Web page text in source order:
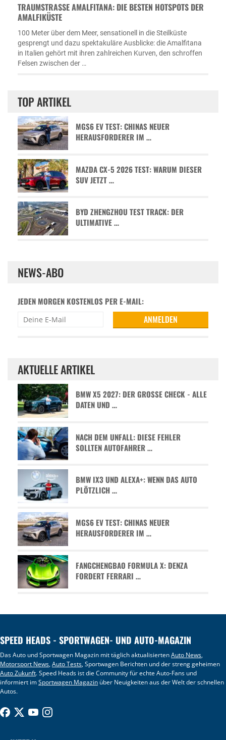
TRAUMSTRASSE AMALFITANA: DIE BESTEN HOTSPOTS DER A
MALFIKÜSTE
100 Meter über dem Meer, sensationell in die Steilküste
gesprengt und dazu spektakuläre Ausblicke: die Amalfitana
in Italien gehört mit ihren zahlreichen Kurven, den schroffen
Felsen zwischen der …
TOP ARTIKEL
MGS6 EV TEST: CHINAS NEUER
HERAUSFORDERER IM …
MAZDA CX-5 2026 TEST: WARUM DIESER
SUV JETZT …
BYD ZHENGZHOU TEST TRACK: DER
ULTIMATIVE …
NEWS-ABO
JEDEN MORGEN KOSTENLOS PER E-MAIL:
AKTUELLE ARTIKEL
BMW X5 2027: DER GROSSE CHECK - ALLE D
ATEN UND …
NACH DEM UNFALL: DIESE FEHLER
SOLLTEN AUTOFAHRER …
BMW IX3 UND ALEXA+: WENN DAS AUTO
PLÖTZLICH …
MGS6 EV TEST: CHINAS NEUER
HERAUSFORDERER IM …
FANGCHENGBAO FORMULA X: DENZA
FORDERT FERRARI …
SPEED HEADS - SPORTWAGEN- UND AUTO-MAGAZIN
Das Auto und Sportwagen Magazin mit täglich aktualisiertenAuto News,
Motorsport News,Auto Tests, Sportwagen Berichten und der streng geheimen
Auto Zukunft. Speed Heads ist die Community für echte Auto-Fans und
informiert imSportwagen Magazin über Neuigkeiten aus der Welt der schnellen
Autos.